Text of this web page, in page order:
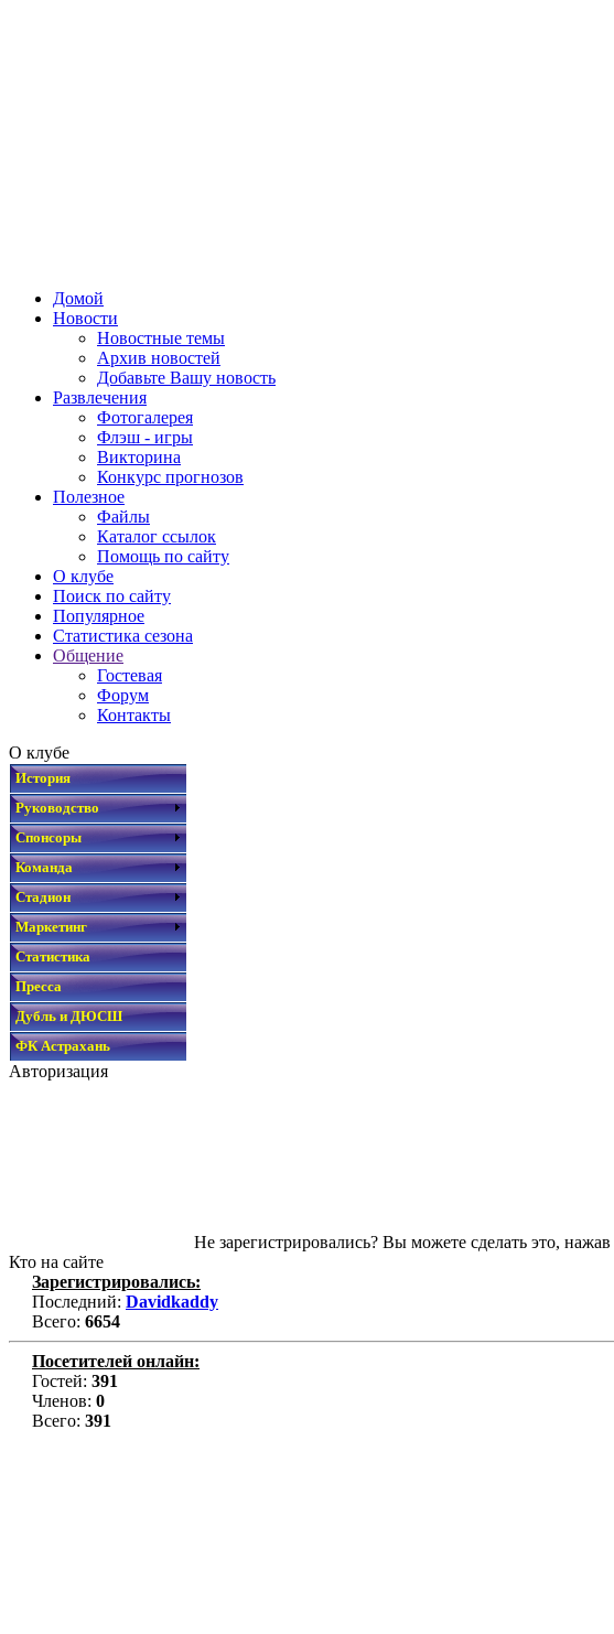
Домой
Новости
Новостные темы
Архив новостей
Добавьте Вашу новость
Развлечения
Фотогалерея
Флэш - игры
Викторина
Конкурс прогнозов
Полезное
Файлы
Каталог ссылок
Помощь по сайту
О клубе
Поиск по сайту
Популярное
Статистика сезона
Общение
Гостевая
Форум
Контакты
О клубе
История
Руководство
Спонсоры
Команда
Стадион
Маркетинг
Статистика
Пресса
Дубль и ДЮСШ
ФК Астрахань
Авторизация
Не зарегистрировались? Вы можете сделать это, нажав
Кто на сайте
Зарегистрировались:
Последний: Davidkaddy
Всего: 6654
Посетителей онлайн:
Гостей: 391
Членов: 0
Всего: 391